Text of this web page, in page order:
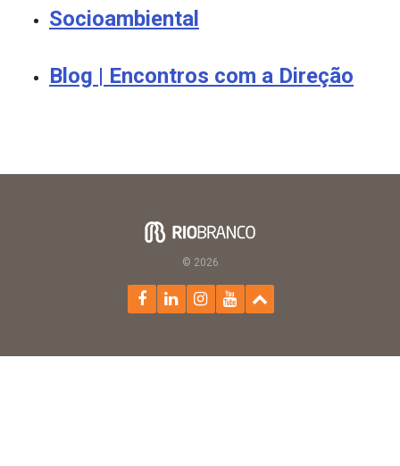
Socioambiental
Blog | Encontros com a Direção
© 2026